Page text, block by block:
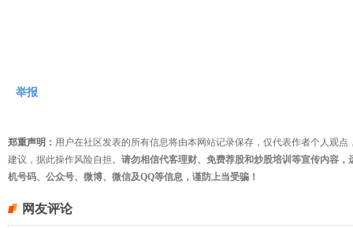
举报
郑重声明： 用户在社区发表的所有信息将由本网站记录保存，仅代表作者个人观
建议，据此操作风险自担。 请勿相信代客理财、免费荐股和炒股培训等宣传内容
机号码、公众号、微博、微信及QQ等信息，谨防上当受骗！
网友评论